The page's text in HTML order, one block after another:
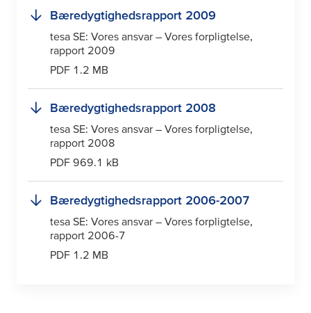
Bæredygtighedsrapport 2009
tesa SE: Vores ansvar – Vores forpligtelse,
rapport 2009
PDF 1.2 MB
Bæredygtighedsrapport 2008
tesa SE: Vores ansvar – Vores forpligtelse,
rapport 2008
PDF 969.1 kB
Bæredygtighedsrapport 2006-2007
tesa SE: Vores ansvar – Vores forpligtelse,
rapport 2006-7
PDF 1.2 MB